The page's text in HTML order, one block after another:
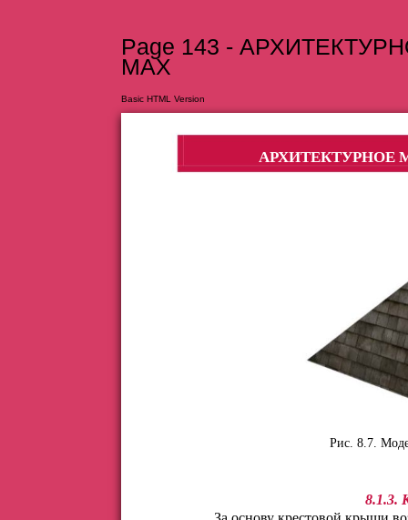
Page 143 -
MAX
Basic HTML Version
АРХИТЕКТУРНОЕ
Рис. 8.7.
8.1.3.